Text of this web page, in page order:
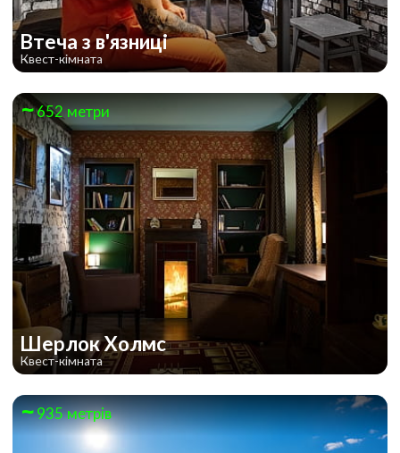
Втеча з в'язниці
Квест-кімната
652 метри
Шерлок Холмс
Квест-кімната
935 метрів